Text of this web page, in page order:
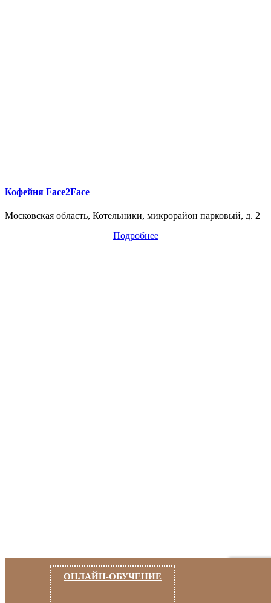
Кофейня Face2Face
Московская область, Котельники, микрорайон парковый, д. 2
Подробнее
Кофейня Джуста
ОНЛАЙН-ОБУЧЕНИЕ